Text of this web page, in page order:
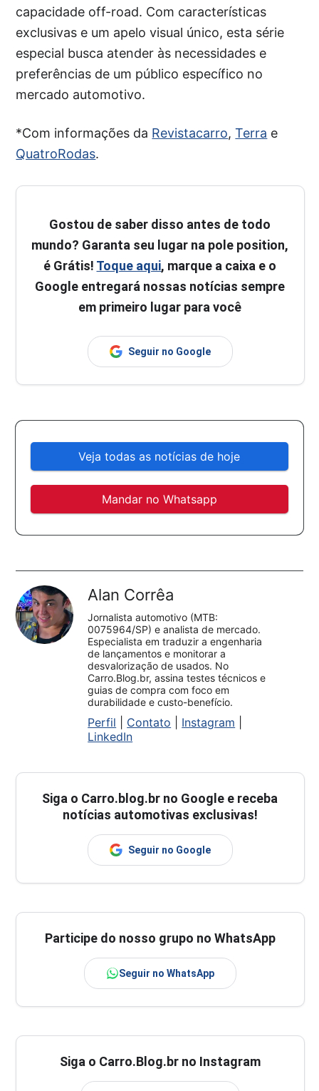
capacidade off-road. Com características
exclusivas e um apelo visual único, esta série
especial busca atender às necessidades e
preferências de um público específico no
mercado automotivo.
*Com informações da Revistacarro,Terra e
QuatroRodas.
Gostou de saber disso antes de todo
mundo? Garanta seu lugar na pole position,
é Grátis! Toque aqui, marque a caixa e o
Google entregará nossas notícias sempre
em primeiro lugar para você
Seguir no Google
Veja todas as notícias de hoje
Mandar no Whatsapp
Alan Corrêa
Jornalista automotivo (MTB:
0075964/SP) e analista de mercado.
Especialista em traduzir a engenharia
de lançamentos e monitorar a
desvalorização de usados. No
Carro.Blog.br, assina testes técnicos e
guias de compra com foco em
durabilidade e custo-benefício.
Perfil Contato Instagram
LinkedIn
Siga o Carro.blog.br no Google e receba
notícias automotivas exclusivas!
Seguir no Google
Participe do nosso grupo no WhatsApp
Seguir no WhatsApp
Siga o Carro.Blog.br no Instagram